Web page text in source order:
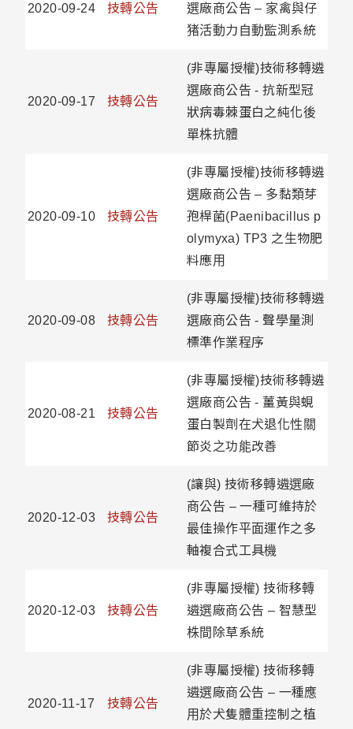
2020-09-24 技轉公告
選廠商公告 – 家禽與仔
猪活動力自動監測系統
2020-09-17 技轉公告
(非專屬授權)技術移轉遴
選廠商公告 - 抗新型冠
狀病毒棘蛋白之純化後
單株抗體
2020-09-10 技轉公告
(非專屬授權)技術移轉遴
選廠商公告 – 多黏類芽
孢桿菌(Paenibacillus p
olymyxa) TP3 之生物肥
料應用
2020-09-08 技轉公告
(非專屬授權)技術移轉遴
選廠商公告 - 聲學量測
標準作業程序
2020-08-21 技轉公告
(非專屬授權)技術移轉遴
選廠商公告 - 薑黃與蜆
蛋白製劑在犬退化性關
節炎之功能改善
2020-12-03 技轉公告
(讓與) 技術移轉遴選廠
商公告 – 一種可維持於
最佳操作平面運作之多
軸複合式工具機
2020-12-03 技轉公告
(非專屬授權) 技術移轉
遴選廠商公告 – 智慧型
株間除草系統
2020-11-17 技轉公告
(非專屬授權) 技術移轉
遴選廠商公告 – 一種應
用於犬隻體重控制之植